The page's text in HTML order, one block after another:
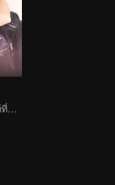
สงสัยว่าเขาคือคู่แท้ที่ฟ้าลิขิตหรือไม่